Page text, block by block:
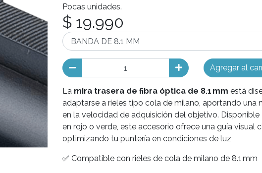
Pocas unidades.
$ 19.990
Agregar al
La mira trasera de fibra óptica de 8.1 mm está
adaptarse a rieles tipo cola de milano, aportando una
en la velocidad de adquisición del objetivo. Disponible
en rojo o verde, este accesorio ofrece una guía visual
optimizando tu puntería en condiciones de luz
✅ Compatible con rieles de cola de milano de 8.1 mm